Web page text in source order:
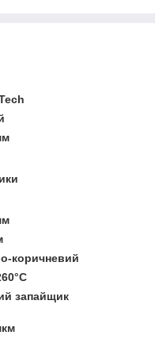
коричневий
запайщик